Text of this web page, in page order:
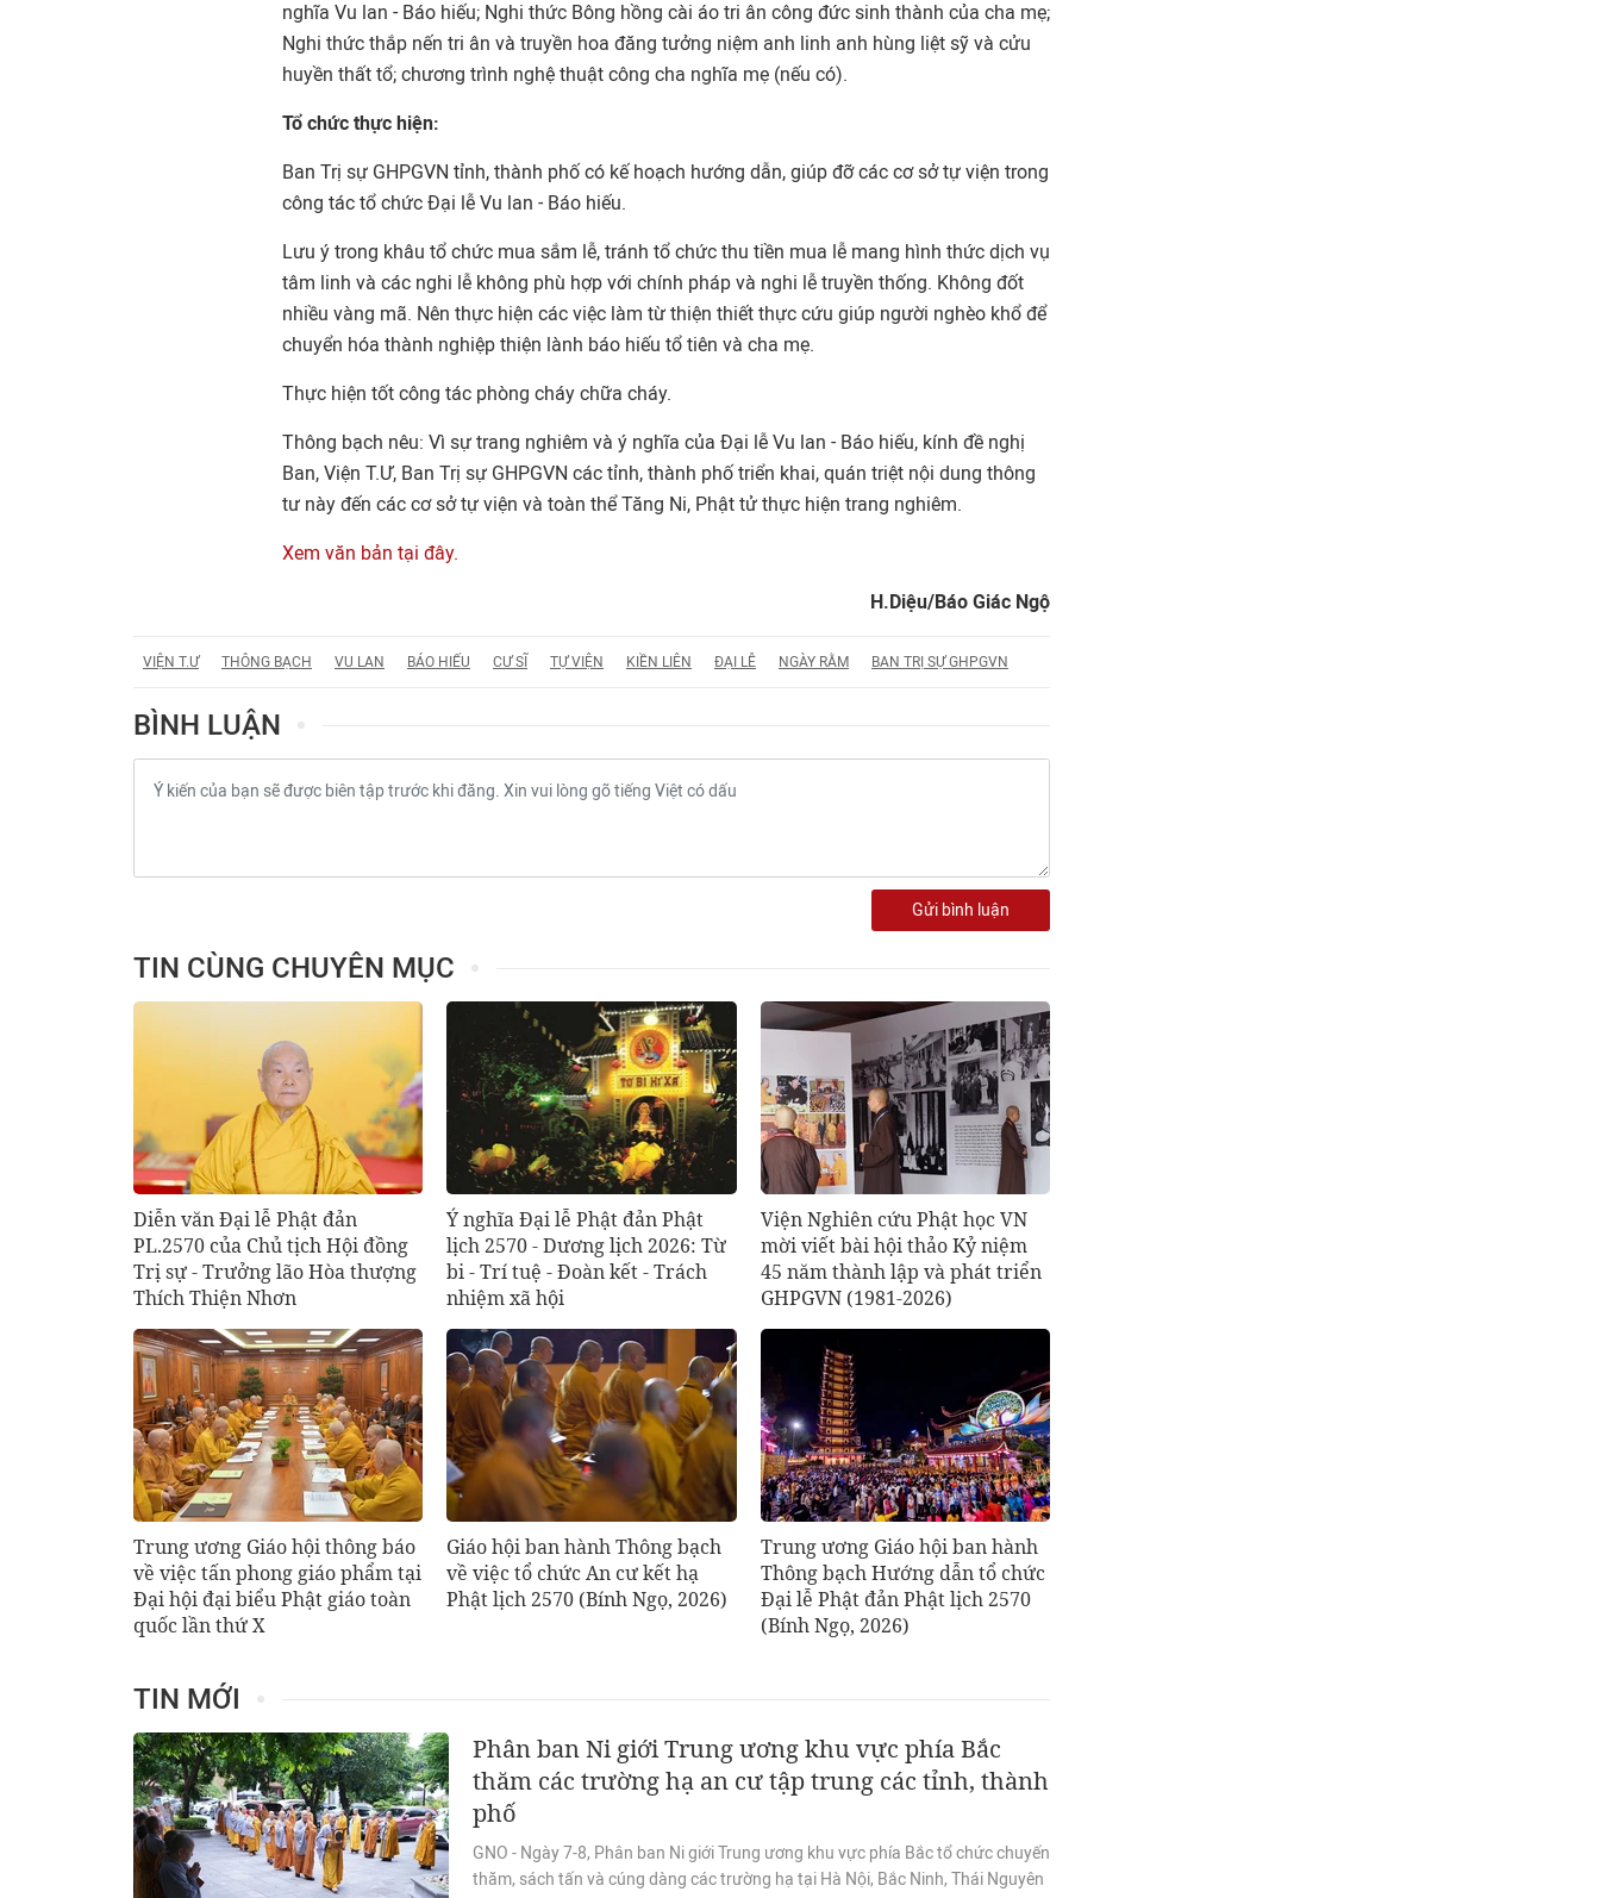
nghĩa Vu lan - Báo hiếu; Nghi thức Bông hồng cài áo tri ân công đức sinh thành của cha mẹ;
Nghi thức thắp nến tri ân và truyền hoa đăng tưởng niệm anh linh anh hùng liệt sỹ và cửu
huyền thất tổ; chương trình nghệ thuật công cha nghĩa mẹ (nếu có).
Tổ chức thực hiện:
Ban Trị sự GHPGVN tỉnh, thành phố có kế hoạch hướng dẫn, giúp đỡ các cơ sở tự viện trong
công tác tổ chức Đại lễ Vu lan - Báo hiếu.
Lưu ý trong khâu tổ chức mua sắm lễ, tránh tổ chức thu tiền mua lễ mang hình thức dịch vụ
tâm linh và các nghi lễ không phù hợp với chính pháp và nghi lễ truyền thống. Không đốt
nhiều vàng mã. Nên thực hiện các việc làm từ thiện thiết thực cứu giúp người nghèo khổ để
chuyển hóa thành nghiệp thiện lành báo hiếu tổ tiên và cha mẹ.
Thực hiện tốt công tác phòng cháy chữa cháy.
Thông bạch nêu: Vì sự trang nghiêm và ý nghĩa của Đại lễ Vu lan - Báo hiếu, kính đề nghị
Ban, Viện T.Ư, Ban Trị sự GHPGVN các tỉnh, thành phố triển khai, quán triệt nội dung thông
tư này đến các cơ sở tự viện và toàn thể Tăng Ni, Phật tử thực hiện trang nghiêm.
Xem văn bản tại đây.
H.Diệu/Báo Giác Ngộ
VIỆN T.Ư THÔNG BẠCH VU LAN BÁO HIẾU CƯ SĨ TỰ VIỆN KIỀN LIÊN ĐẠI LỄ NGÀY RẰM BAN TRỊ SỰ GHPGVN
BÌNH LUẬN
Gửi bình luận
TIN CÙNG CHUYÊN MỤC
Diễn văn Đại lễ Phật đản
PL.2570 của Chủ tịch Hội đồng
Trị sự - Trưởng lão Hòa thượng
Thích Thiện Nhơn
Ý nghĩa Đại lễ Phật đản Phật
lịch 2570 - Dương lịch 2026: Từ
bi - Trí tuệ - Đoàn kết - Trách
nhiệm xã hội
Viện Nghiên cứu Phật học VN
mời viết bài hội thảo Kỷ niệm
45 năm thành lập và phát triển
GHPGVN (1981-2026)
Trung ương Giáo hội thông báo
về việc tấn phong giáo phẩm tại
Đại hội đại biểu Phật giáo toàn
quốc lần thứ X
Giáo hội ban hành Thông bạch
về việc tổ chức An cư kết hạ
Phật lịch 2570 (Bính Ngọ, 2026)
Trung ương Giáo hội ban hành
Thông bạch Hướng dẫn tổ chức
Đại lễ Phật đản Phật lịch 2570
(Bính Ngọ, 2026)
TIN MỚI
Phân ban Ni giới Trung ương khu vực phía Bắc
thăm các trường hạ an cư tập trung các tỉnh, thành
phố
GNO - Ngày 7-8, Phân ban Ni giới Trung ương khu vực phía Bắc tổ chức chuyến
thăm, sách tấn và cúng dàng các trường hạ tại Hà Nội, Bắc Ninh, Thái Nguyên